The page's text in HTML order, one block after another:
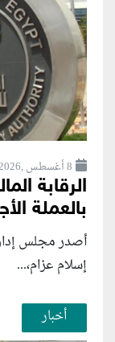
8 أغسطس ,2026
الرقابة
بالعملة
أصدر مجلس إدارة
إسلام عزام،...
أخبار